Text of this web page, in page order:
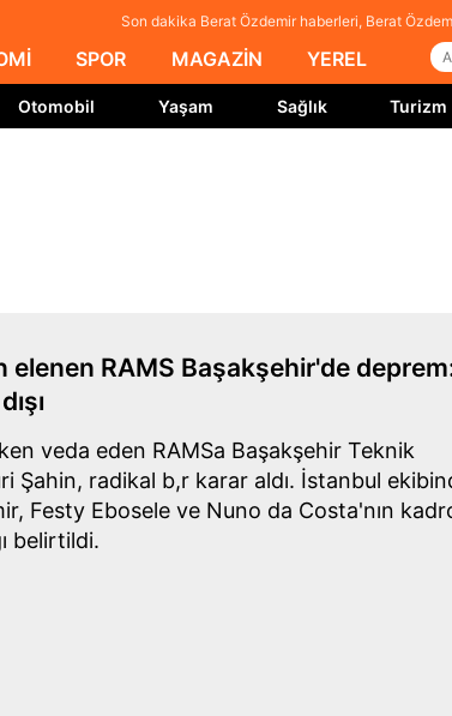
Son dakika Berat Özdemir haberleri, Berat
SPOR MAGAZİN YEREL
Otomobil Yaşam Sağlık Turizm
elenen RAMS Başakşehir'de
veda eden RAMSa Başakşehir Teknik
Şahin, radikal b,r karar aldı. İstanbul
Festy Ebosele ve Nuno da Costa'nın
belirtildi.